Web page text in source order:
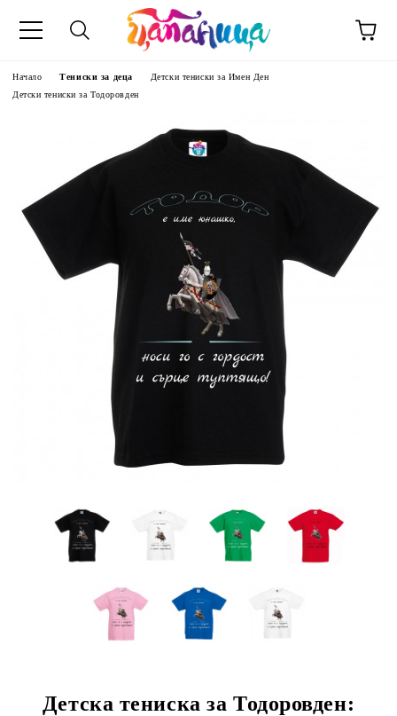
Начало Тениски за деца
Детски тениски за Имен Ден
Детски тениски за Тодоровден
Детска тениска за Тодоровден: